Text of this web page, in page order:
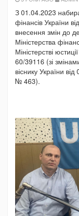
З 01.04.2023
фінансів України
внесення змін до
Міністерства
Міністерстві
60/39116 (зі
віснику України
№ 463).